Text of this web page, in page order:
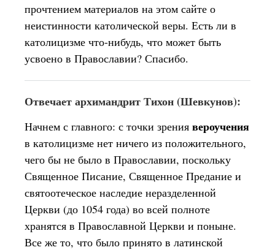
прочтением материалов на этом сайте о
неистинности католической веры. Есть ли в
католицизме что-нибудь, что может быть
усвоено в Православии? Спасибо.
Отвечает архимандрит Тихон (Шевкунов):
Начнем с главного: с точки зрения вероучения
в католицизме нет ничего из положительного,
чего бы не было в Православии, поскольку
Священное Писание, Священное Предание и
святоотеческое наследие неразделенной
Церкви (до 1054 года) во всей полноте
хранятся в Православной Церкви и поныне.
Все же то, что было принято в латинской